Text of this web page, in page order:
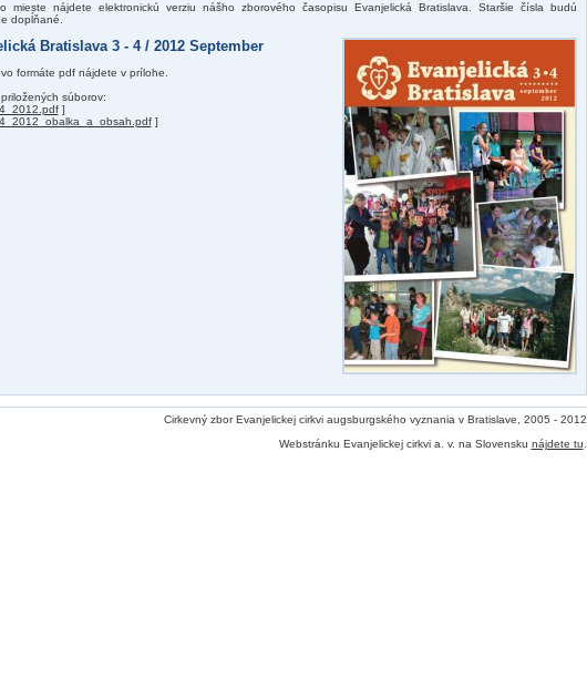
mieste nájdete elektronickú verziu nášho zborového časopisu Evanjelická Bratislava. Staršie čísla budú
dopĺňané.
Bratislava 3 - 4 / 2012 September
formáte pdf nájdete v prílohe.
súborov:
]
]
Cirkevný zbor Evanjelickej cirkvi augsburgského vyznania v Bratislave, 2005 - 2012
Webstránku Evanjelickej cirkvi a. v. na Slovensku nájdete tu